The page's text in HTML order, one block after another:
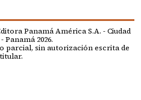
Panamá América S.A. - Ciudad
Panamá 2026.
parcial, sin autorización escrita de